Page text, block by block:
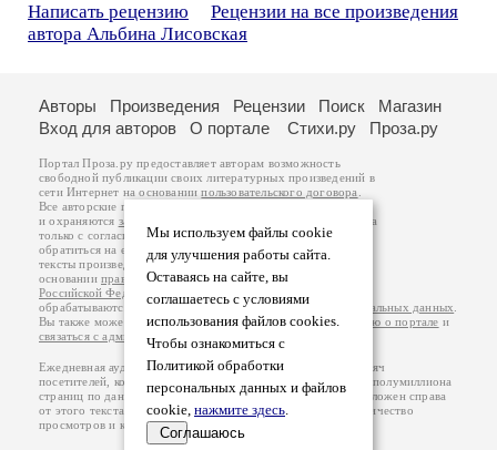
Написать рецензию
Рецензии на все произведения
автора Альбина Лисовская
Мы используем файлы cookie
для улучшения работы сайта.
Оставаясь на сайте, вы
соглашаетесь с условиями
использования файлов cookies.
Чтобы ознакомиться с
Политикой обработки
персональных данных и файлов
cookie, нажмите здесь.
Соглашаюсь
Авторы Произведения Рецензии Поиск
Магазин
Вход для авторов
О портале Стихи.ру Проза.ру
Портал Проза.ру предоставляет авторам возможность
свободной публикации своих литературных произведений в
сети Интернет на основаниипользовательского договора
Все авторские права на произведения принадлежат авторам
и охраняются законом
. Перепечатка произведений возможна
только с согласия его автора, к которому вы можете
обратиться на его авторской странице. Ответственность за
тексты произведений авторы несут самостоятельно на
основанииправил публикацииизаконодательства
Российской Федерации
обрабатываются на основанииПолитики обработки персональных данных
Вы также можете посмотреть более подробнуюинформацию о портале и
связаться с администрацией
Ежедневная аудитория портала Проза.ру – порядка 100 тысяч
посетителей, которые в общей сумме просматривают более полумиллиона
страниц по данным счетчика посещаемости, который расположен справа
от этого текста. В каждой графе указано по две цифры: количество
просмотров и количество посетителей.